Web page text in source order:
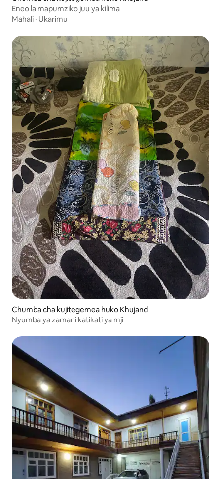
Eneo la mapumziko juu ya kilima
Mahali · Ukarimu
Chumba cha kujitegemea huko Khujand
Nyumba ya zamani katikati ya mji